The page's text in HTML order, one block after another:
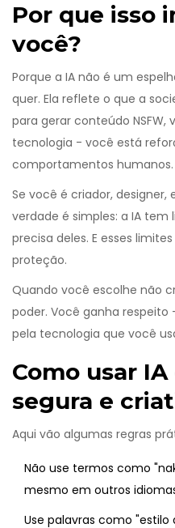
Por que isso
você?
Porque a IA não é um
quer. Ela reflete o que a
para gerar conteúdo
tecnologia - você está
comportamentos humanos.
Se você é criador,
verdade é simples: a IA
precisa deles. E esses
proteção.
Quando você escolhe não
poder. Você ganha respeito
pela tecnologia que você
Como usar
segura e
Aqui vão algumas regras
Não use termos como
mesmo em outros
Use palavras como